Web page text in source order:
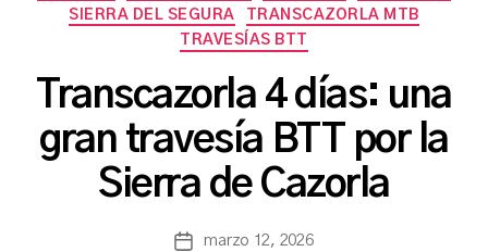
SIERRA DEL SEGURA
TRANSCAZORLA MTB
TRAVESÍAS BTT
Transcazorla 4 días: una
gran travesía BTT por la
Sierra de Cazorla
Autor
P
o
r
a
Fechamarzo 12, 2026